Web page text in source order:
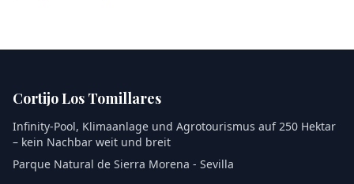
Cortijo Los Tomillares
Infinity-Pool, Klimaanlage und Agrotourismus auf 250 Hektar
– kein Nachbar weit und breit
Parque Natural de Sierra Morena - Sevilla